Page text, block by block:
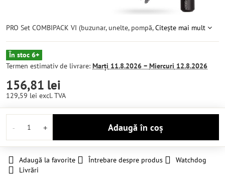
PRO Set COMBIPACK VI (buzunar, unelte, pompă,Citește mai mult
În stoc 6+
Termen estimativ de livrare: Marți 11.8.2026 − Miercuri 12.8.2026
156,81 lei
129,59 lei excl. TVA
Adaugă în coș
Adaugă la favorite Întrebare despre produs
Watchdog
Livrări